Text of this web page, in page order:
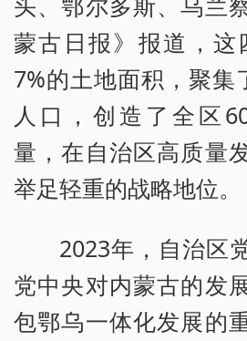
蒙古日报》报道，这
7%的土地面积，聚集
人口，创造了全区
量，在自治区高质量
举足轻重的战略地位。
2023年，自治区
党中央对内蒙古的发
包鄂乌一体化发展的